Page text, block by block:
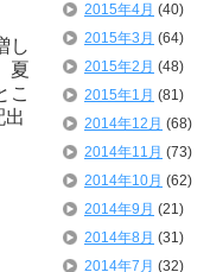
し
夏
こ
出
2015年4月 (40)
2015年3月 (64)
2015年2月 (48)
2015年1月 (81)
2014年12月 (68)
2014年11月 (73)
2014年10月 (62)
2014年9月 (21)
2014年8月 (31)
2014年7月 (32)